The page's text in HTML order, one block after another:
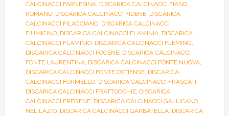
CALCINACCI FARNESINA, DISCARICA CALCINACCI FIANO
ROMANO, DISCARICA CALCINACCI FIDENE, DISCARICA
CALCINACCI FILACCIANO, DISCARICA CALCINACCI
FIUMICINO, DISCARICA CALCINACCI FLAMINIA, DISCARICA
CALCINACCI FLAMINIO, DISCARICA CALCINACCI FLEMING,
DISCARICA CALCINACCI FOCENE, DISCARICA CALCINACCI
FONTE LAURENTINA, DISCARICA CALCINACCI FONTE NUOVA,
DISCARICA CALCINACCI FONTE OSTIENSE, DISCARICA
CALCINACCI FORMELLO, DISCARICA CALCINACCI FRASCATI,
DISCARICA CALCINACCI FRATTOCCHIE, DISCARICA
CALCINACCI FREGENE, DISCARICA CALCINACCI GALLICANO
NEL LAZIO, DISCARICA CALCINACCI GARBATELLA, DISCARICA